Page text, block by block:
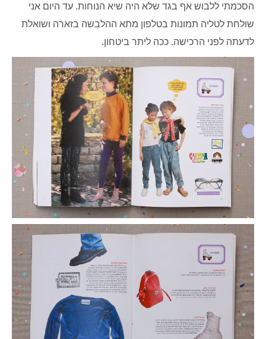
הסכמתי ללבוש אף בגד שלא היה שיא הנוחות. עד היום אני
שולחת לטליה תמונות בטלפון מתא ההלבשה בזארה ושואלת
לדעתה לפני הרכישה. ככה ליתר ביטחון.